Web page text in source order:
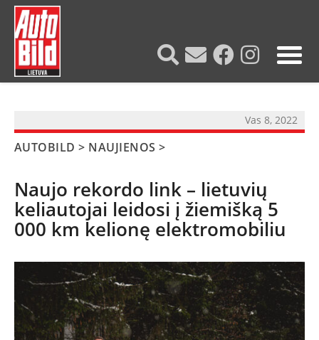
Vas 8, 2022
AUTOBILD > NAUJIENOS >
Naujo rekordo link – lietuvių
keliautojai leidosi į žiemišką 5
000 km kelionę elektromobiliu